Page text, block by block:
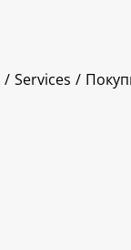
Services